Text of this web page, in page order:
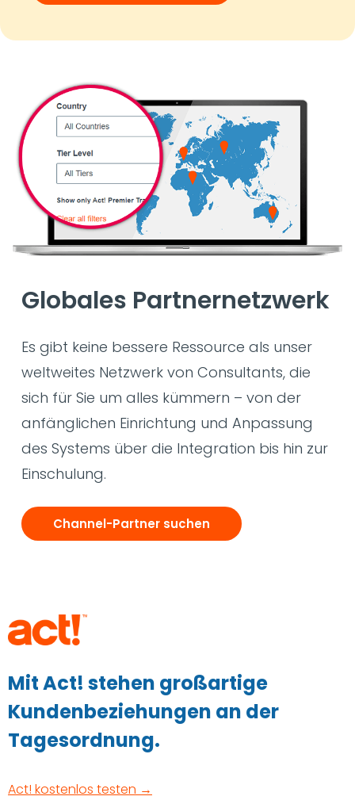
Globales Partnernetzwerk
Es gibt keine bessere Ressource als unser
weltweites Netzwerk von Consultants, die
sich für Sie um alles kümmern – von der
anfänglichen Einrichtung und Anpassung
des Systems über die Integration bis hin zur
Einschulung.
Channel-Partner suchen
Mit Act! stehen großartige
Kundenbeziehungen an der
Tagesordnung.
Act! kostenlos testen →